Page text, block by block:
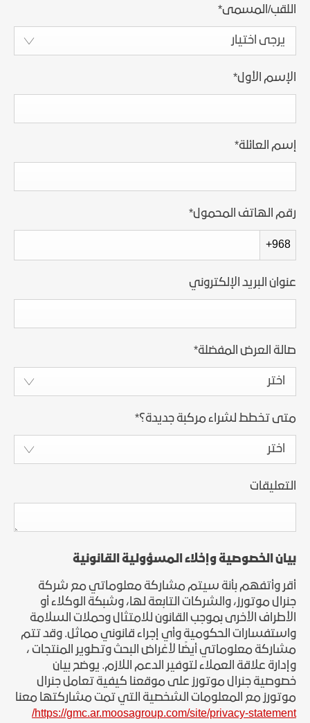
اللقب/المسمى*
يرجى اختيار
الإسم الأول*
إسم العائلة*
رقم الهاتف المحمول*
+968
عنوان البريد الإلكتروني
صالة العرض المفضلة*
اختر
متى تخطط لشراء مركبة جديدة؟*
اختر
التعليقات
بيان الخصوصية وإخلاء المسؤولية القانونية
أقر وأتفهم بأنة سيتم مشاركة معلوماتي مع شركة
جنرال موتورز، والشركات التابعة لها، وشبكة الوكلاء أو
الأطراف الأخرى بموجب القانون للامتثال وحملات السلامة
واستفسارات الحكومية وأي إجراء قانوني مماثل. وقد تتم
مشاركة معلوماتي أيضًا لأغراض البحث وتطوير المنتجات ،
وإدارة علاقة العملاء لتوفير الدعم اللازم. يوضح بيان
خصوصية جنرال موتورز على موقعنا كيفية تعامل جنرال
موتورز مع المعلومات الشخصية التي تمت مشاركتها معنا
https://gmc.ar.moosagroup.com/site/privacy-statement/